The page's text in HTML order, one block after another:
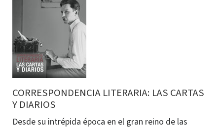
CORRESPONDENCIA LITERARIA: LAS CARTAS
Y DIARIOS
Desde su intrépida época en el gran reino de las